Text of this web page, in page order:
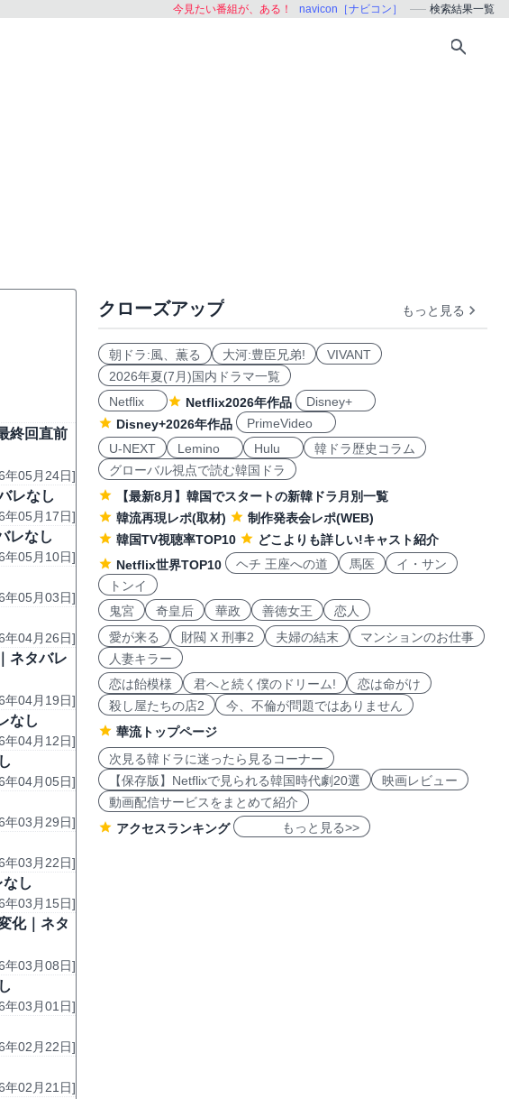
今見たい番組が、ある！ navicon［ナビコン］ 検索結果一覧
終回直前
年05月24日]
レなし
年05月17日]
レなし
年05月10日]
年05月03日]
年04月26日]
ネタバレ
年04月19日]
なし
年04月12日]
年04月05日]
年03月29日]
年03月22日]
し
年03月15日]
化｜ネタ
年03月08日]
年03月01日]
年02月22日]
年02月21日]
クローズアップ もっと見る
朝ドラ:風、薫る 大河:豊臣兄弟!
VIVANT
2026年夏(7月)国内ドラマ一覧
Netflix
Netflix2026年作品
Disney+
Disney+2026年作品
PrimeVideo
U-NEXT
Lemino Hulu
韓ドラ歴史コラム
グローバル視点で読む韓国ドラ
【最新8月】韓国でスタートの新韓ドラ月別一覧
韓流再現レポ(取材)
制作発表会レポ(WEB)
韓国TV視聴率TOP10
どこよりも詳しい!キャスト紹介
Netflix世界TOP10
ヘチ 王座への道 馬医
イ・サン
トンイ
鬼宮
奇皇后 華政 善徳女王
恋人
愛が来る
財閥 X 刑事2 夫婦の結末
マンションのお仕事
人妻キラー
恋は飴模様
君へと続く僕のドリーム!
恋は命がけ
殺し屋たちの店2
今、不倫が問題ではありません
華流トップページ
次見る韓ドラに迷ったら見るコーナー
【保存版】Netflixで見られる韓国時代劇20選
映画レビュー
動画配信サービスをまとめて紹介
アクセスランキング
もっと見る>>